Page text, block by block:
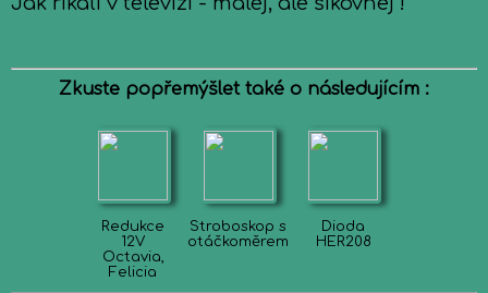
Zkuste popřemýšlet také o následujícím :
Redukce
12V
Octavia,
Felicia
Stroboskop s
otáčkoměrem
Dioda
HER208